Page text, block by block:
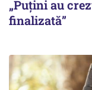
„Puțini au
finalizată”